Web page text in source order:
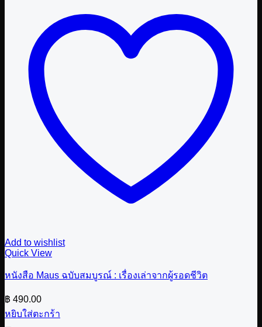
Add to wishlist
Quick View
หนังสือ Maus ฉบับสมบูรณ์ : เรื่องเล่าจากผู้รอดชีวิต
฿ 490.00
หยิบใส่ตะกร้า